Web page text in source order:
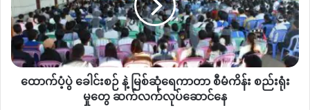
ပြီး တိုက်မိခဲ့ပြီး စူပါကတ်ဆိုင်ကယ်
မောင်းတဲ့ အမျိုးသားကတော ထိခိုက်ဒဏ်ရာတွေကြောင့် ဆေးရုံ
ကြီး အရောက်မှာ သေဆုံးခဲ့ပါတယ်။
အထက်ဖော်ပြပါ ယာဉ်တိုက်မှုတွေဟာ လူသေဆုံးမှုအထိဖြစ်ခဲ့တဲ့
မြစ်ဆုံ
ရေကာတာ
စီမံကိန်း
စည်းရုံး
မှု
တွေထောက်ပံ့ပွဲ ခေါင်းစဉ် နဲ့ မြစ်ဆုံရေကာတာ စီမံကိန်း စည်းရုံး
မှုတွေ ဆက်လက်လုပ်ဆောင်နေ